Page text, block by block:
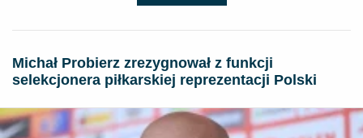
Michał Probierz zrezygnował z funkcji
selekcjonera piłkarskiej reprezentacji Polski